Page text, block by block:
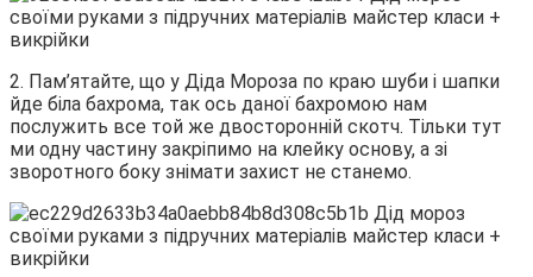
2. Пам’ятайте, що у Діда Мороза по краю шуби і шапки
йде біла бахрома, так ось даної бахромою нам
послужить все той же двосторонній скотч. Тільки тут
ми одну частину закріпимо на клейку основу, а зі
зворотного боку знімати захист не станемо.